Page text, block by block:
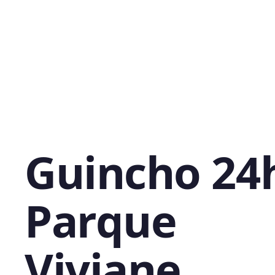
Guincho
Parque